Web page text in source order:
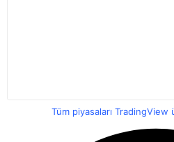
Tüm piyasaları